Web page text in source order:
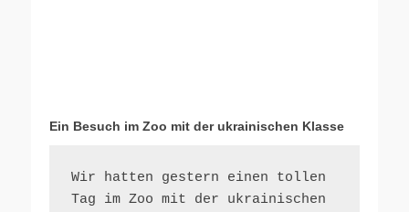
Ein Besuch im Zoo mit der ukrainischen Klasse
Wir hatten gestern einen tollen
Tag im Zoo mit der ukrainischen